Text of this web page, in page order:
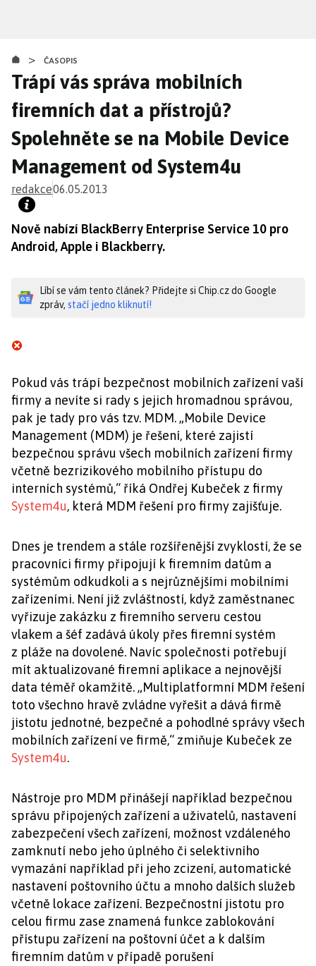
obsahu
> ČASOPIS
Trápí vás správa mobilních
firemních dat a přístrojů?
Spolehněte se na Mobile Device
Management od System4u
redakce06.05.2013
Nově nabízí BlackBerry Enterprise Service 10 pro
Android, Apple i Blackberry.
Líbí se vám tento článek? Přidejte si Chip.cz do Google
zpráv, stačí jedno kliknutí!
Pokud vás trápí bezpečnost mobilních zařízení vaší
firmy a nevíte si rady s jejich hromadnou správou,
pak je tady pro vás tzv. MDM. „Mobile Device
Management (MDM) je řešení, které zajistí
bezpečnou správu všech mobilních zařízení firmy
včetně bezrizikového mobilního přístupu do
interních systémů,“ říká Ondřej Kubeček z firmy
System4u, která MDM řešení pro firmy zajišťuje.
Dnes je trendem a stále rozšířenější zvyklostí, že se
pracovníci firmy připojují k firemním datům a
systémům odkudkoli a s nejrůznějšími mobilními
zařízeními. Není již zvláštností, když zaměstnanec
vyřizuje zakázku z firemního serveru cestou
vlakem a šéf zadává úkoly přes firemní systém
z pláže na dovolené. Navíc společnosti potřebují
mít aktualizované firemní aplikace a nejnovější
data téměř okamžitě. „Multiplatformní MDM řešení
toto všechno hravě zvládne vyřešit a dává firmě
jistotu jednotné, bezpečné a pohodlné správy všech
mobilních zařízení ve firmě,“ zmiňuje Kubeček ze
System4u.
Nástroje pro MDM přinášejí například bezpečnou
správu připojených zařízení a uživatelů, nastavení
zabezpečení všech zařízení, možnost vzdáleného
zamknutí nebo jeho úplného či selektivního
vymazání například při jeho zcizení, automatické
nastavení poštovního účtu a mnoho dalších služeb
včetně lokace zařízení. Bezpečnostní jistotu pro
celou firmu zase znamená funkce zablokování
přístupu zařízení na poštovní účet a k dalším
firemním datům v případě porušení